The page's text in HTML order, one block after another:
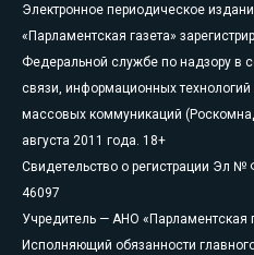
Электронное периодическое
«Парламентская газета»
Федеральной службе по надзору в
связи, информационных технологий
массовых коммуникаций
августа 2011 года. 18+
Свидетельство о регистрации Эл №
46097
Учредитель — АНО «Парламентская
Исполняющий обязанности